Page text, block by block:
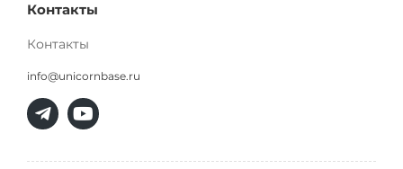
Контакты
Контакты
info@unicornbase.ru